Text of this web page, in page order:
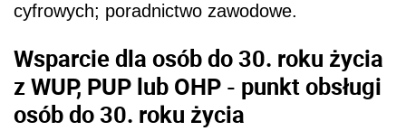
cyfrowych; poradnictwo zawodowe.
Wsparcie dla osób do 30. roku życia
z WUP, PUP lub OHP - punkt obsługi
osób do 30. roku życia